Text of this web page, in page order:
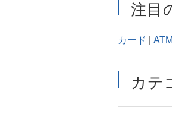
注目
カード ATM
カテ